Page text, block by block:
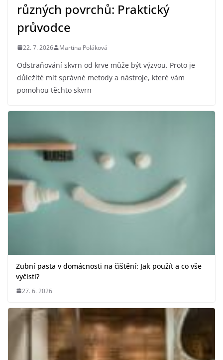
různých povrchů: Praktický
průvodce
22. 7. 2026 Martina Poláková
Odstraňování skvrn od krve může být výzvou. Proto je
důležité mít správné metody a nástroje, které vám
pomohou těchto skvrn
Zubní pasta v domácnosti na čištění: Jak použít a co vše
vyčistí?
27. 6. 2026